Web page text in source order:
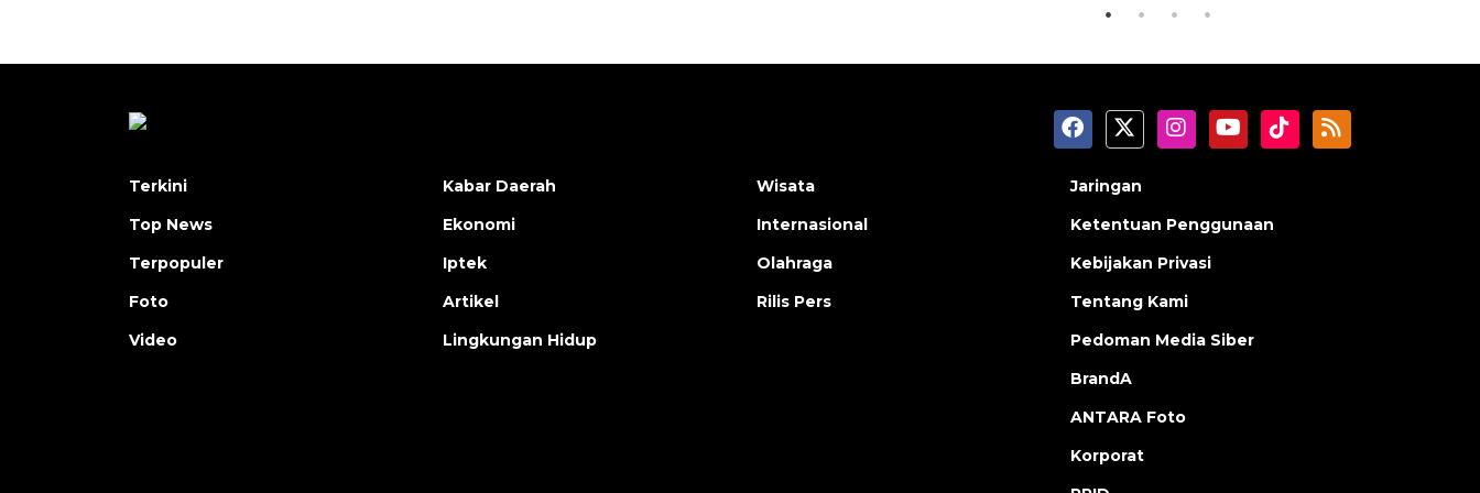
Terkini
Top News
Terpopuler
Foto
Video
Kabar Daerah
Ekonomi
Iptek
Artikel
Lingkungan Hidup
Wisata
Internasional
Olahraga
Rilis Pers
Jaringan
Ketentuan Penggunaan
Kebijakan Privasi
Tentang Kami
Pedoman Media Siber
BrandA
ANTARA Foto
Korporat